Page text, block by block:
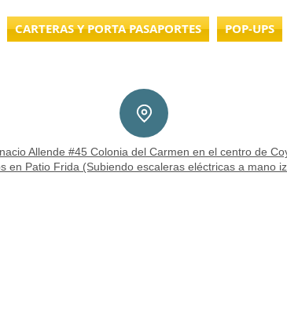
CARTERAS Y PORTA PASAPORTES POP-UPS
Allende #45 Colonia del Carmen en el centro de
en Patio Frida (Subiendo escaleras eléctricas a mano